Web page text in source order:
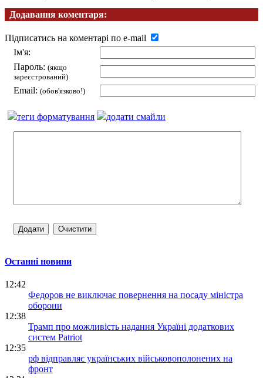
Додавання коментаря:
Підписатись на коментарі по e-mail
Ім'я:
Пароль: (якщо
зареєстрований)
Email: (обов'язково!)
теги форматування додати смайли
Останні новини
12:42
Федоров не виключає повернення на посаду міністра
оборони
12:38
Трамп про можливість надання Україні додаткових
систем Patriot
12:35
рф відправляє українських військовополонених на
фронт